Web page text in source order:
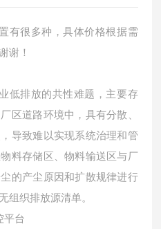
有很多种，具体价格根据需
谢！
低排放的共性难题，主要存
区道路环境中，具有分散、
导致难以实现系统治理和管
料存储区、物料输送区与厂
的产尘原因和扩散规律进行
组织排放源清单。
平台